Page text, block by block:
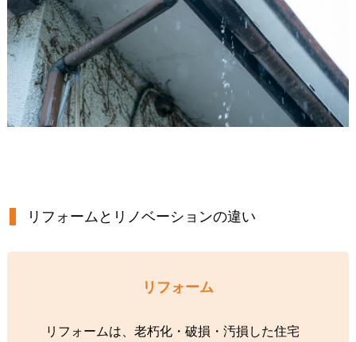
リフォームとリノベーションの違い
リフォーム
リフォームは、老朽化・破損・汚損した住宅